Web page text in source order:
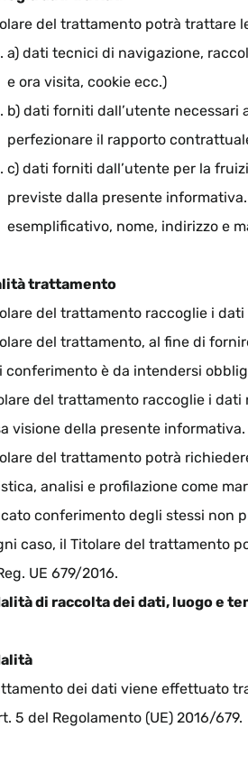
del trattamento potrà trattare
a) dati tecnici di navigazione,
e ora visita, cookie ecc.)
b) dati forniti dall’utente
perfezionare il rapporto
c) dati forniti dall’utente per la
previste dalla presente
esemplificativo, nome, indirizzo e
trattamento
del trattamento raccoglie i
del trattamento, al fine di
conferimento è da intendersi
del trattamento raccoglie i dati
visione della presente informativa.
del trattamento potrà
analisi e profilazione come
conferimento degli stessi non
caso, il Titolare del trattamento
UE 679/2016.
di raccolta dei dati, luogo e
dei dati viene effettuato
5 del Regolamento (UE) 2016/679.